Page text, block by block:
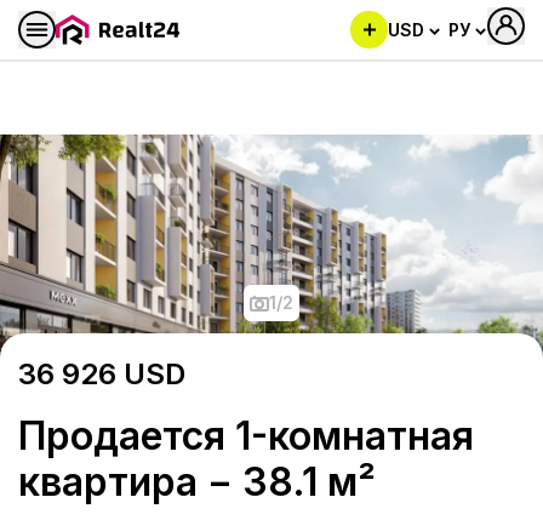
USD РУ
Продается 1-комнатная
1/2
36 926 USD
Продается 1-комнатная
квартира − 38.1 м²